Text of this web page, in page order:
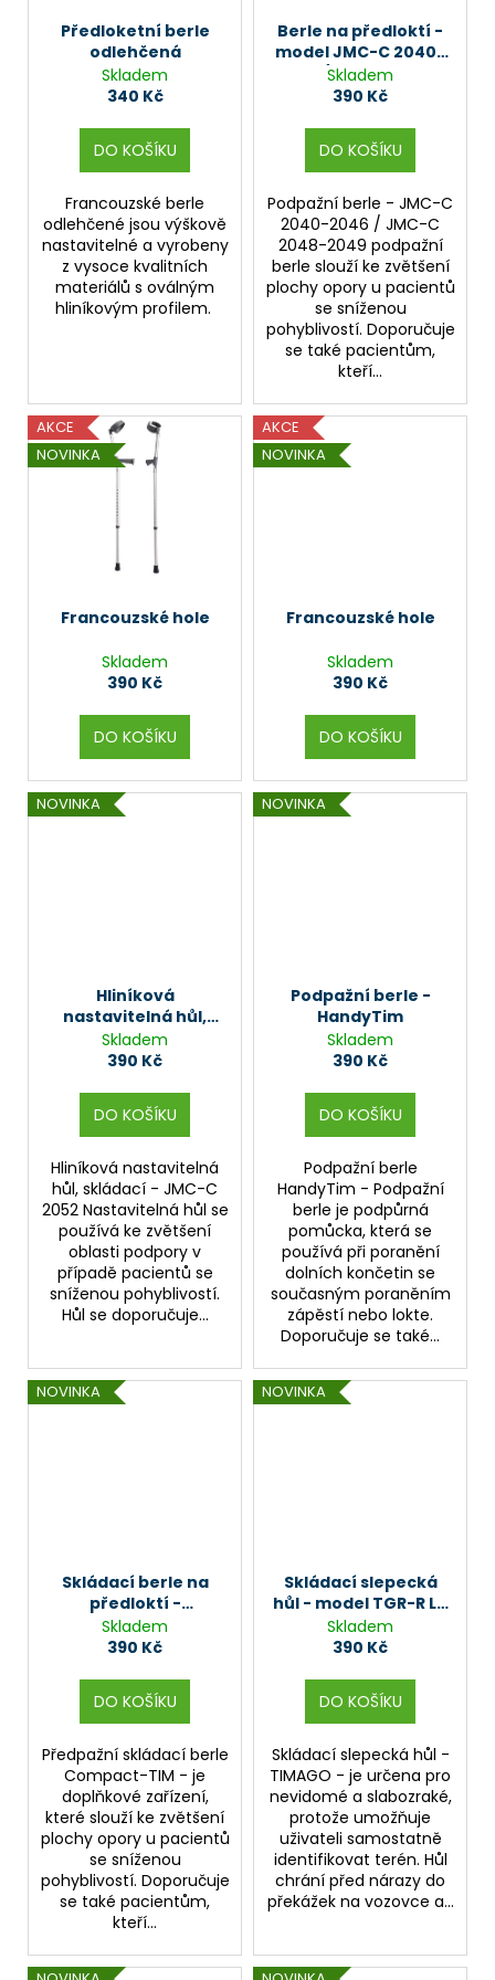
Předloketní berle
odlehčená
Skladem
340 Kč
DO KOŠÍKU
Francouzské berle
odlehčené jsou výškově
nastavitelné a vyrobeny
z vysoce kvalitních
materiálů s oválným
hliníkovým profilem.
Berle na předloktí -
model JMC-C 2040-
2046 / JMC-C 2048-
204
Skladem
390 Kč
DO KOŠÍKU
Podpažní berle - JMC-C
2040-2046 / JMC-C
2048-2049 podpažní
berle slouží ke zvětšení
plochy opory u pacientů
se sníženou
pohyblivostí. Doporučuje
se také pacientům,
kteří...
AKCE
NOVINKA
Francouzské hole
Skladem
390 Kč
DO KOŠÍKU
AKCE
NOVINKA
Francouzské hole
Skladem
390 Kč
DO KOŠÍKU
NOVINKA
Hliníková
nastavitelná hůl,
skládací - JMC-C
2052
Skladem
390 Kč
DO KOŠÍKU
Hliníková nastavitelná
hůl, skládací - JMC-C
2052 Nastavitelná hůl se
používá ke zvětšení
oblasti podpory v
případě pacientů se
sníženou pohyblivostí.
Hůl se doporučuje...
NOVINKA
Podpažní berle -
HandyTim
Skladem
390 Kč
DO KOŠÍKU
Podpažní berle
HandyTim - Podpažní
berle je podpůrná
pomůcka, která se
používá při poranění
dolních končetin se
současným poraněním
zápěstí nebo lokte.
Doporučuje se také...
NOVINKA
Skládací berle na
předloktí -
Compact-TIM
Skladem
390 Kč
DO KOŠÍKU
Předpažní skládací berle
Compact-TIM - je
doplňkové zařízení,
které slouží ke zvětšení
plochy opory u pacientů
se sníženou
pohyblivostí. Doporučuje
se také pacientům,
kteří...
NOVINKA
Skládací slepecká
hůl - model TGR-R LA
853N
Skladem
390 Kč
DO KOŠÍKU
Skládací slepecká hůl -
TIMAGO - je určena pro
nevidomé a slabozraké,
protože umožňuje
uživateli samostatně
identifikovat terén. Hůl
chrání před nárazy do
překážek na vozovce a...
HLEDAT
p
o
r
u